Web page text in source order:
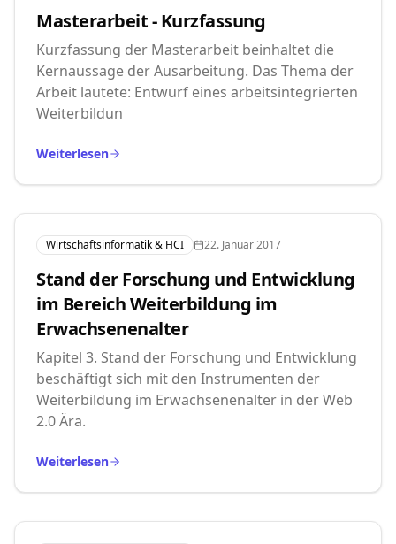
Masterarbeit - Kurzfassung
Kurzfassung der Masterarbeit beinhaltet die
Kernaussage der Ausarbeitung. Das Thema der
Arbeit lautete: Entwurf eines arbeitsintegrierten
Weiterbildun
Weiterlesen
Wirtschaftsinformatik & HCI 22. Januar 2017
Stand der Forschung und Entwicklung
im Bereich Weiterbildung im
Erwachsenenalter
Kapitel 3. Stand der Forschung und Entwicklung
beschäftigt sich mit den Instrumenten der
Weiterbildung im Erwachsenenalter in der Web
2.0 Ära.
Weiterlesen